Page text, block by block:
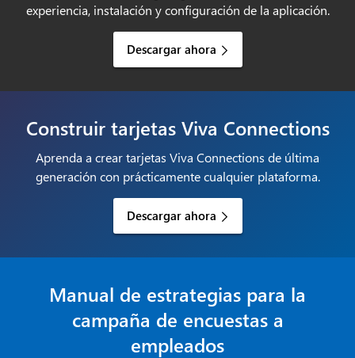
experiencia, instalación y configuración de la aplicación.
Descargar ahora
Construir tarjetas Viva Connections
Aprenda a crear tarjetas Viva Connections de última
generación con prácticamente cualquier plataforma.
Descargar ahora
Manual de estrategias para la
campaña de encuestas a
empleados